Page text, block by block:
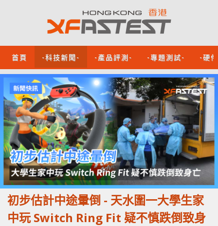
首頁 -科技新聞- -產品評測- -專題測試- -硬
初步估計中途暈倒 - 天水圍一大學生家
中玩 Switch Ring Fit 疑不慎跌倒致身